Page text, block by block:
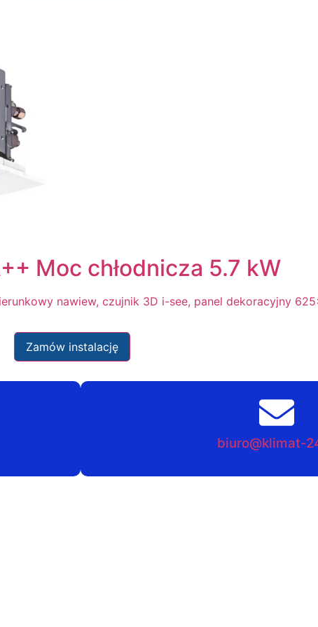
Moc chłodnicza 5.7 kW
nawiew, czujnik 3D i-see, panel dekoracyjny
Zamów instalację
biuro@klimat-